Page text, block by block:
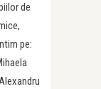
de
pe: